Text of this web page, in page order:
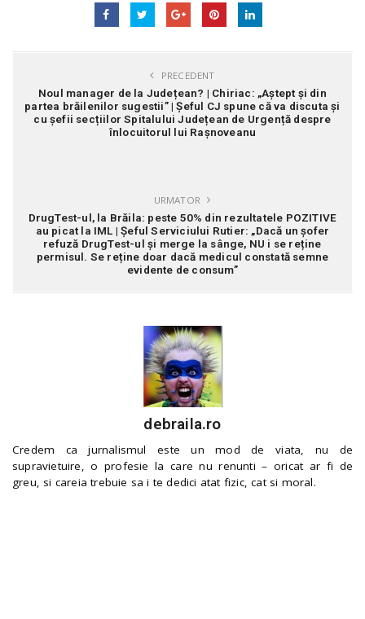
PRECEDENT
Noul manager de la Județean? | Chiriac: „Aștept și din
partea brăilenilor sugestii” | Șeful CJ spune că va discuta și
cu șefii secțiilor Spitalului Județean de Urgență despre
înlocuitorul lui Rașnoveanu
URMATOR
DrugTest-ul, la Brăila: peste 50% din rezultatele POZITIVE
au picat la IML | Șeful Serviciului Rutier: „Dacă un șofer
refuză DrugTest-ul și merge la sânge, NU i se reține
permisul. Se reține doar dacă medicul constată semne
evidente de consum”
debraila.ro
Credem ca jurnalismul este un mod de viata, nu de
supravietuire, o profesie la care nu renunti – oricat ar fi de
greu, si careia trebuie sa i te dedici atat fizic, cat si moral.